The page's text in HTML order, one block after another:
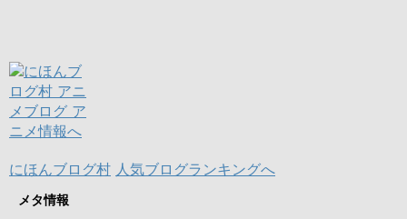
にほんブログ村 人気ブログランキングへ
メタ情報